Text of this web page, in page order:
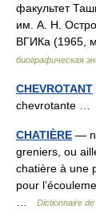
факультет
им. А. Н.
ВГИКа (1965,
биографическая
CHEVROTANT
chevrotante …
CHATIÈRE —
greniers, ou
chatière à une
pour
Dictionnaire